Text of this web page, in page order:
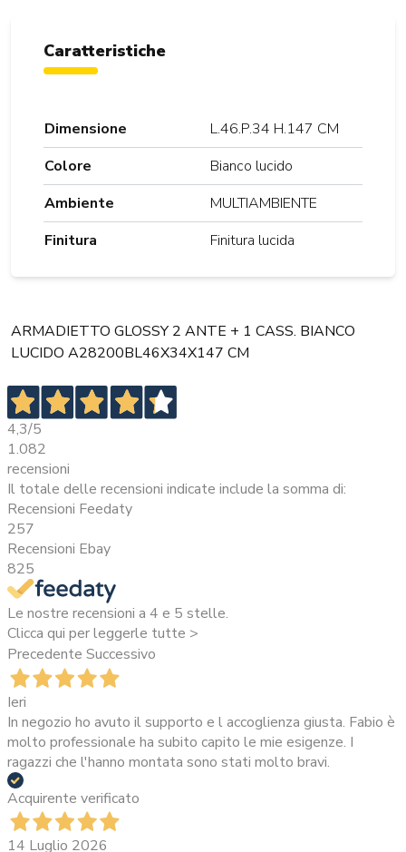
Caratteristiche
Dimensione
L.46.P.34 H.147 CM
Colore
Bianco lucido
Ambiente
MULTIAMBIENTE
Finitura
Finitura lucida
ARMADIETTO GLOSSY 2 ANTE + 1 CASS. BIANCO
LUCIDO A28200BL46X34X147 CM
4,3/5
1.082
recensioni
Il totale delle recensioni indicate include la somma di:
Recensioni Feedaty
257
Recensioni Ebay
825
Le nostre recensioni a 4 e 5 stelle.
Clicca qui per leggerle tutte >
Precedente Successivo
Ieri
In negozio ho avuto il supporto e l accoglienza giusta. Fabio è
molto professionale ha subito capito le mie esigenze. I
ragazzi che l'hanno montata sono stati molto bravi.
Acquirente verificato
14 Luglio 2026